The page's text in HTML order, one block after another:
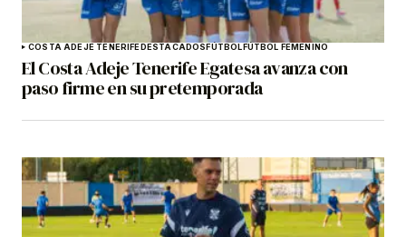
COSTA ADEJE TENERIFEDESTACADOSFÚTBOLFÚTBOL FEMENINO
El Costa Adeje Tenerife Egatesa avanza con
paso firme en su pretemporada